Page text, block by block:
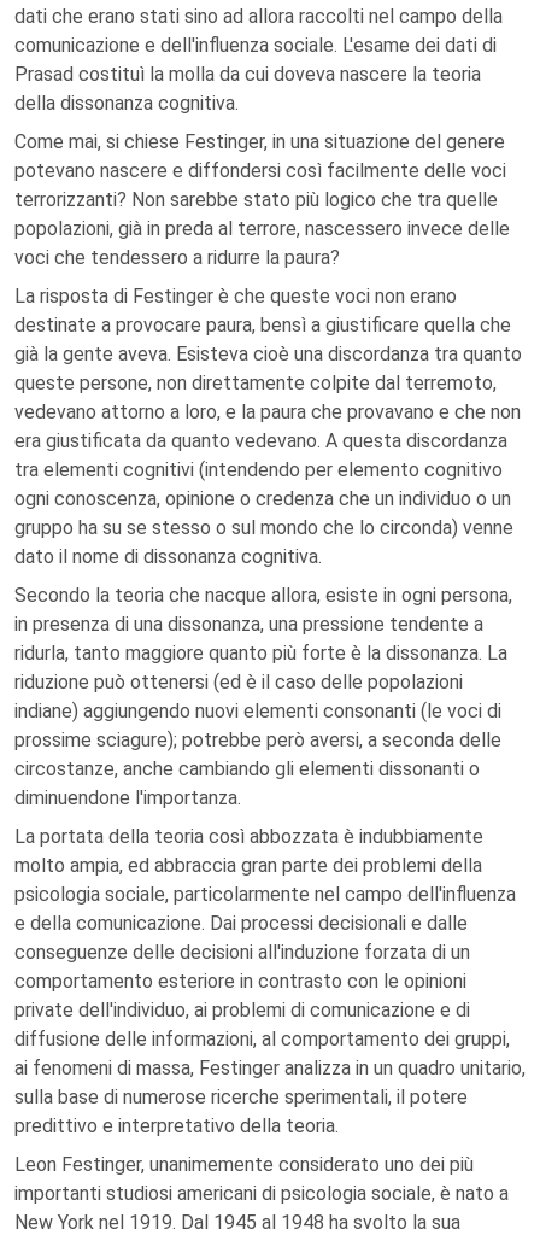
dati che erano stati sino ad allora raccolti nel campo della
comunicazione e dell'influenza sociale. L'esame dei dati di
Prasad costituì la molla da cui doveva nascere la teoria
della dissonanza cognitiva.
Come mai, si chiese Festinger, in una situazione del genere
potevano nascere e diffondersi così facilmente delle voci
terrorizzanti? Non sarebbe stato più logico che tra quelle
popolazioni, già in preda al terrore, nascessero invece delle
voci che tendessero a ridurre la paura?
La risposta di Festinger è che queste voci non erano
destinate a provocare paura, bensì a giustificare quella che
già la gente aveva. Esisteva cioè una discordanza tra quanto
queste persone, non direttamente colpite dal terremoto,
vedevano attorno a loro, e la paura che provavano e che non
era giustificata da quanto vedevano. A questa discordanza
tra elementi cognitivi (intendendo per elemento cognitivo
ogni conoscenza, opinione o credenza che un individuo o un
gruppo ha su se stesso o sul mondo che lo circonda) venne
dato il nome di dissonanza cognitiva.
Secondo la teoria che nacque allora, esiste in ogni persona,
in presenza di una dissonanza, una pressione tendente a
ridurla, tanto maggiore quanto più forte è la dissonanza. La
riduzione può ottenersi (ed è il caso delle popolazioni
indiane) aggiungendo nuovi elementi consonanti (le voci di
prossime sciagure); potrebbe però aversi, a seconda delle
circostanze, anche cambiando gli elementi dissonanti o
diminuendone l'importanza.
La portata della teoria così abbozzata è indubbiamente
molto ampia, ed abbraccia gran parte dei problemi della
psicologia sociale, particolarmente nel campo dell'influenza
e della comunicazione. Dai processi decisionali e dalle
conseguenze delle decisioni all'induzione forzata di un
comportamento esteriore in contrasto con le opinioni
private dell'individuo, ai problemi di comunicazione e di
diffusione delle informazioni, al comportamento dei gruppi,
ai fenomeni di massa, Festinger analizza in un quadro unitario,
sulla base di numerose ricerche sperimentali, il potere
predittivo e interpretativo della teoria.
Leon Festinger, unanimemente considerato uno dei più
importanti studiosi americani di psicologia sociale, è nato a
New York nel 1919. Dal 1945 al 1948 ha svolto la sua